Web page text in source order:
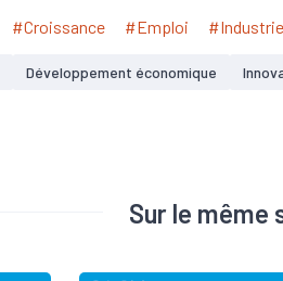
#Croissance #Emploi #Industrie
Développement économique
Sur le même